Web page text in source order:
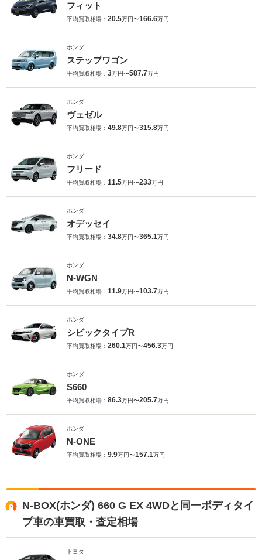
フィット
平均買取相場： 20.5万円〜166.6万円
ホンダ
ステップワゴン
平均買取相場： 3万円〜587.7万円
ホンダ
ヴェゼル
平均買取相場： 49.8万円〜315.8万円
ホンダ
フリード
平均買取相場： 11.5万円〜233万円
ホンダ
オデッセイ
平均買取相場： 34.8万円〜365.1万円
ホンダ
N-WGN
平均買取相場： 11.9万円〜103.7万円
ホンダ
シビックタイプR
平均買取相場： 260.1万円〜456.3万円
ホンダ
S660
平均買取相場： 86.3万円〜205.7万円
ホンダ
N-ONE
平均買取相場： 9.9万円〜157.1万円
N-BOX(ホンダ) 660 G EX 4WDと同一ボディタイ
プ車の車買取・査定相場
トヨタ